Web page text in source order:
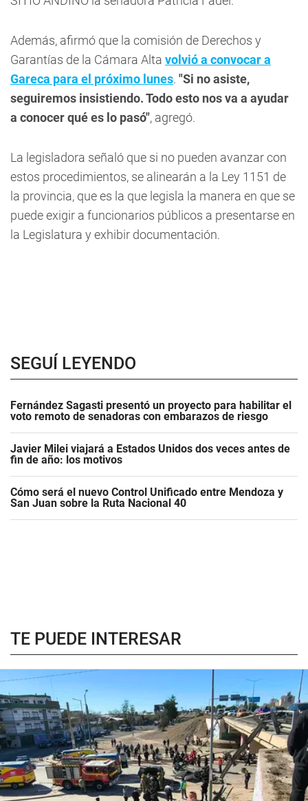
Además, afirmó que la comisión de Derechos y
Garantías de la Cámara Alta volvió a convocar a
Gareca para el próximo lunes. "Si no asiste,
seguiremos insistiendo. Todo esto nos va a ayudar
a conocer qué es lo pasó", agregó.
La legisladora señaló que si no pueden avanzar con
estos procedimientos, se alinearán a la Ley 1151 de
la provincia, que es la que legisla la manera en que se
puede exigir a funcionarios públicos a presentarse en
la Legislatura y exhibir documentación.
SEGUÍ LEYENDO
Fernández Sagasti presentó un proyecto para habilitar el
voto remoto de senadoras con embarazos de riesgo
Javier Milei viajará a Estados Unidos dos veces antes de
fin de año: los motivos
Cómo será el nuevo Control Unificado entre Mendoza y
San Juan sobre la Ruta Nacional 40
TE PUEDE INTERESAR